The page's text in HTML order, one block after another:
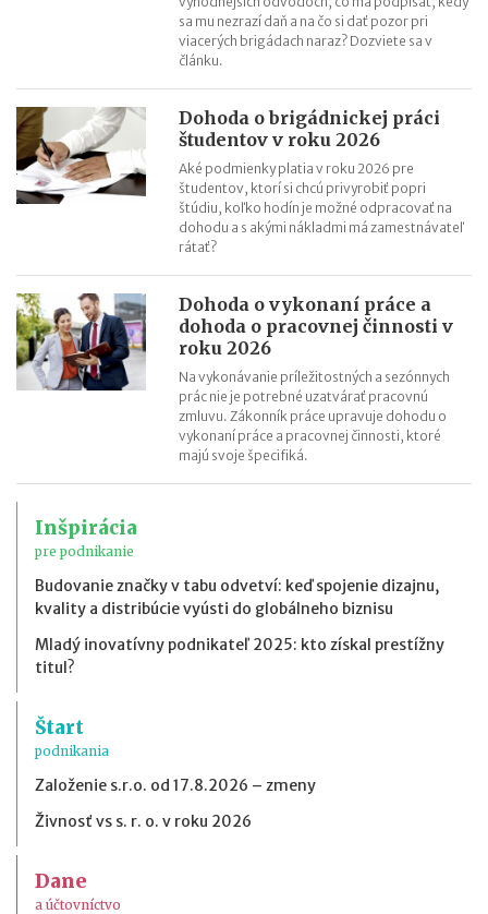
sa mu nezrazí daň a na čo si dať pozor pri
viacerých brigádach naraz? Dozviete sa v
článku.
Dohoda o brigádnickej práci
študentov v roku 2026
Aké podmienky platia v roku 2026 pre
študentov, ktorí si chcú privyrobiť popri
štúdiu, koľko hodín je možné odpracovať na
dohodu a s akými nákladmi má zamestnávateľ
rátať?
Dohoda o vykonaní práce a
dohoda o pracovnej činnosti v
roku 2026
Na vykonávanie príležitostných a sezónnych
prác nie je potrebné uzatvárať pracovnú
zmluvu. Zákonník práce upravuje dohodu o
vykonaní práce a pracovnej činnosti, ktoré
majú svoje špecifiká.
Inšpirácia
pre podnikanie
Budovanie značky v tabu odvetví: keď spojenie dizajnu,
kvality a distribúcie vyústi do globálneho biznisu
Mladý inovatívny podnikateľ 2025: kto získal prestížny
titul?
Štart
podnikania
Založenie s.r.o. od 17.8.2026 – zmeny
Živnosť vs s. r. o. v roku 2026
Dane
a účtovníctvo